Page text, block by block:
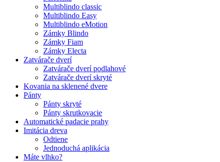
Multiblindo classic
Multiblindo Easy
Multiblindo eMotion
Zámky Blindo
Zámky Fiam
Zámky Electa
Zatvárače dverí
Zatvárače dverí podlahové
Zatvárače dverí skryté
Kovania na sklenené dvere
Pánty
Pánty skryté
Pánty skrutkovacie
Automatické padacie prahy
Imitácia dreva
Odtiene
Jednoduchá aplikácia
Máte vlhko?